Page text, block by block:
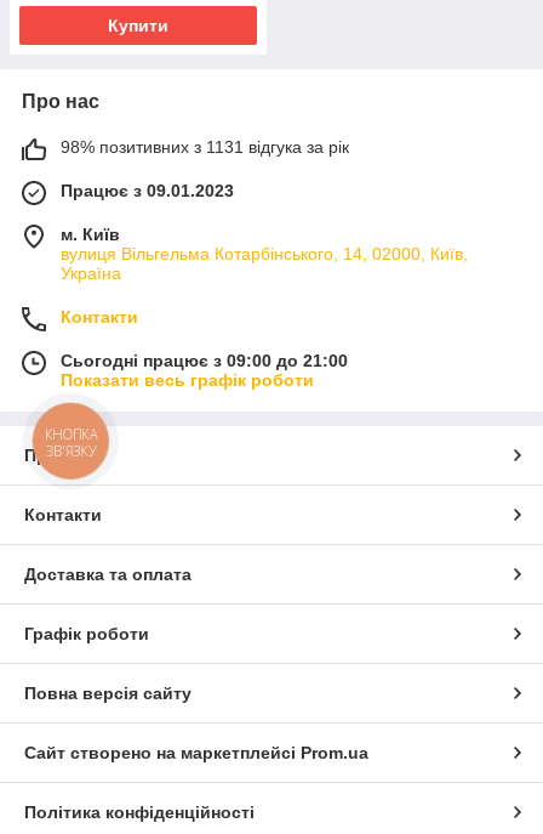
Купити
Про нас
98% позитивних з 1131 відгука за рік
Працює з 09.01.2023
м. Київ
вулиця Вільгельма Котарбінського, 14, 02000, Київ,
Україна
Контакти
Сьогодні працює з 09:00 до 21:00
Показати весь графік роботи
Про нас
Контакти
Доставка та оплата
Графік роботи
Повна версія сайту
Сайт створено на маркетплейсі Prom.ua
Політика конфіденційності
КНОПКА
ЗВ'ЯЗКУ